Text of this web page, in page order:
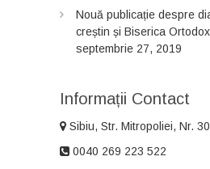
Nouă publicație despre
creștin și Biserica
septembrie 27, 2019
Informații Contact
Sibiu, Str. Mitropoliei, Nr.
0040 269 223 522